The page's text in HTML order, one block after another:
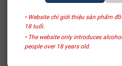
• Website chỉ giới thiệu sản phẩm
18 tuổi.
• The website only introduces
people over 18 years old.
1.570.000₫